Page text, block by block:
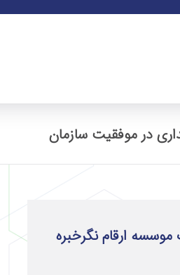
در موفقیت سازمان
ارقام نگرخبره